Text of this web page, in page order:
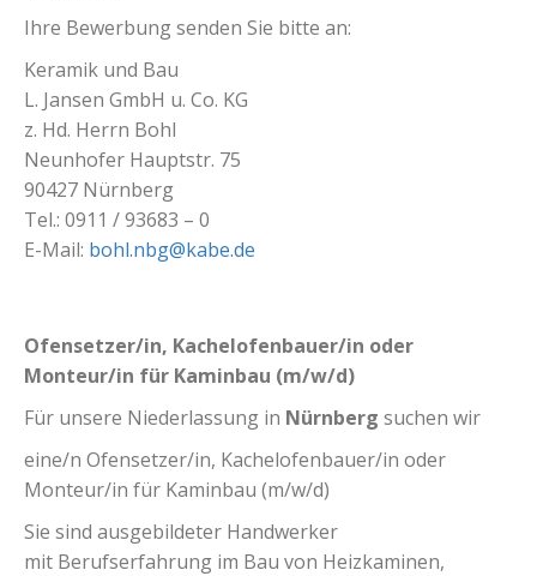
Ihre Bewerbung senden Sie bitte an:
Keramik und Bau
L. Jansen GmbH u. Co. KG
z. Hd. Herrn Bohl
Neunhofer Hauptstr. 75
90427 Nürnberg
Tel.: 0911 / 93683 – 0
E-Mail: bohl.nbg@kabe.de
Ofensetzer/in, Kachelofenbauer/in oder
Monteur/in für Kaminbau (m/w/d)
Für unsere Niederlassung in Nürnberg suchen wir
eine/n Ofensetzer/in, Kachelofenbauer/in oder
Monteur/in für Kaminbau (m/w/d)
Sie sind ausgebildeter Handwerker
mit Berufserfahrung im Bau von Heizkaminen,